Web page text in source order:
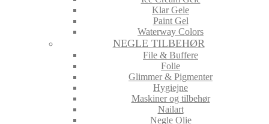
Klar Gele
Paint Gel
Waterway Colors
NEGLE TILBEHØR
File & Buffere
Folie
Glimmer & Pigmenter
Hygiejne
Maskiner og tilbehør
Nailart
Negle Olie